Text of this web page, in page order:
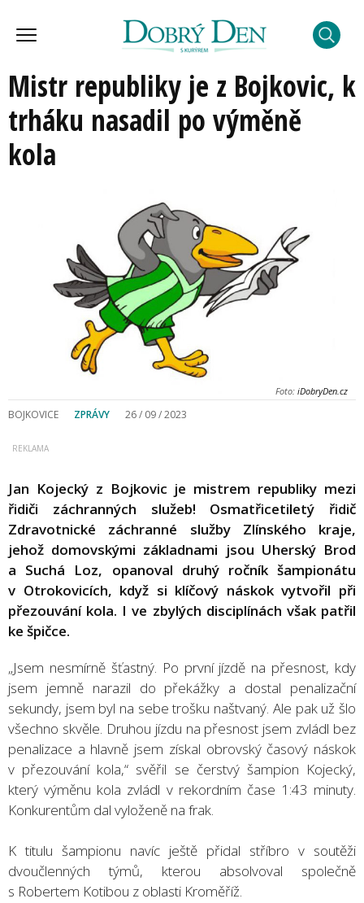
Mistr republiky je z Bojkovic, k
trháku nasadil po výměně
kola
Foto: iDobryDen.cz
BOJKOVICE ZPRÁVY 26 / 09 / 2023
Jan Kojecký z Bojkovic je mistrem republiky mezi
řidiči záchranných služeb! Osmatřicetiletý řidič
Zdravotnické záchranné služby Zlínského kraje,
jehož domovskými základnami jsou Uherský Brod
a Suchá Loz, opanoval druhý ročník šampionátu
v Otrokovicích, když si klíčový náskok vytvořil při
přezouvání kola. I ve zbylých disciplínách však patřil
ke špičce.
„Jsem nesmírně šťastný. Po první jízdě na přesnost, kdy
jsem jemně narazil do překážky a dostal penalizační
sekundy, jsem byl na sebe trošku naštvaný. Ale pak už šlo
všechno skvěle. Druhou jízdu na přesnost jsem zvládl bez
penalizace a hlavně jsem získal obrovský časový náskok
v přezouvání kola,“ svěřil se čerstvý šampion Kojecký,
který výměnu kola zvládl v rekordním čase 1:43 minuty.
Konkurentům dal vyloženě na frak.
K titulu šampionu navíc ještě přidal stříbro v soutěži
dvoučlenných týmů, kterou absolvoval společně
s Robertem Kotibou z oblasti Kroměříž.